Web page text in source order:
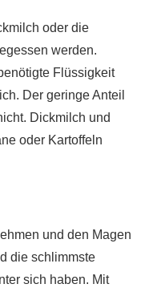
oder die
werden.
Flüssigkeit
Der geringe Anteil
Dickmilch und
oder Kartoffeln
und den Magen
die schlimmste
sich haben. Mit